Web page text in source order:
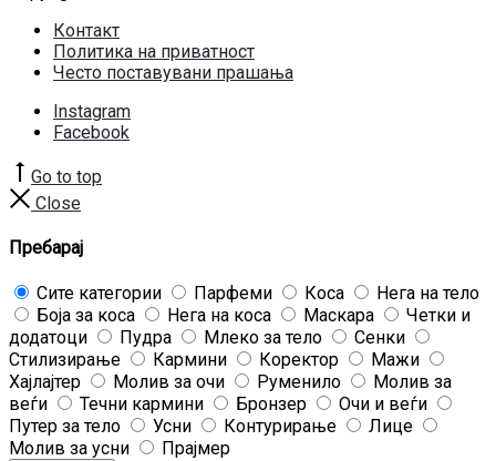
Контакт
Политика на приватност
Често поставувани прашања
Instagram
Facebook
Go to top
Close
Пребарај
Сите категории Парфеми Коса
Нега на тело
Боја за коса
Нега на коса Маскара
Четки и
додатоци
Пудра Млеко за тело
Сенки
Стилизирање
Кармини Коректор
Мажи
Хајлајтер
Молив за очи Руменило
Молив за
веѓи
Течни кармини Бронзер
Очи и веѓи
Путер за тело
Усни Контурирање
Лице
Молив за усни
Прајмер